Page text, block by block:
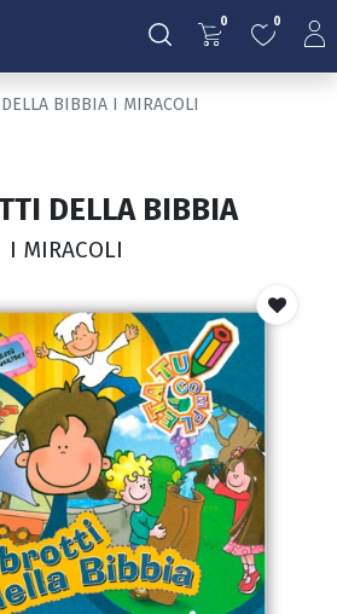
0 0
BIBBIA I MIRACOLI
DELLA BIBBIA
I MIRACOLI